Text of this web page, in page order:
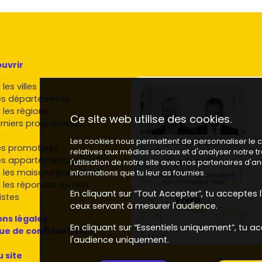
dans le Grand Tarbes
Green City
des opérations à taille humaine. Compare les
stationnement) et le
dans l'immobilier neuf à
lancer :
cible, assurance) et regarde les avantages du
ou ta banque et renseigne-toi sur lesaides à
Tarbes, écoles, commerces, pôles d'emploi.
2020, matériaux, garanties, parkings, services de la
villes
départements
régions
programmes
promoteurs
appartements par ville
les maisons par ville
réponses de nos
légales
de confidentialité
site
Ce site web utilise des cookies.
Les cookies nous permettent de personnaliser le
relatives aux médias sociaux et d'analyser notre
l'utilisation de notre site avec nos partenaires
informations que tu leur as fournies.
En cliquant sur “Tout Accepter”, tu
ceux servant à mesurer l'audience.
En cliquant sur “Essentiels uniquement”, tu
l'audience uniquement.